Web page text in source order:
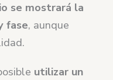
se mostrará la
fase, aunque
utilizar un